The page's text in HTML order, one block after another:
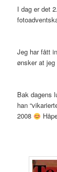
I dag er det
Jeg har fått
ønsker at
Bak dagens
han
2008